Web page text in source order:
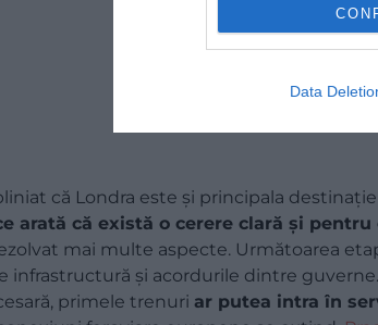
Data
că Londra este și principala
arată că există o cerere clară și
mai multe aspecte. Următoarea
infrastructură și acordurile dintre
primele trenuri ar putea intra în